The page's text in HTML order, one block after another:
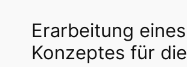
Erarbeitung eines
Konzeptes für die